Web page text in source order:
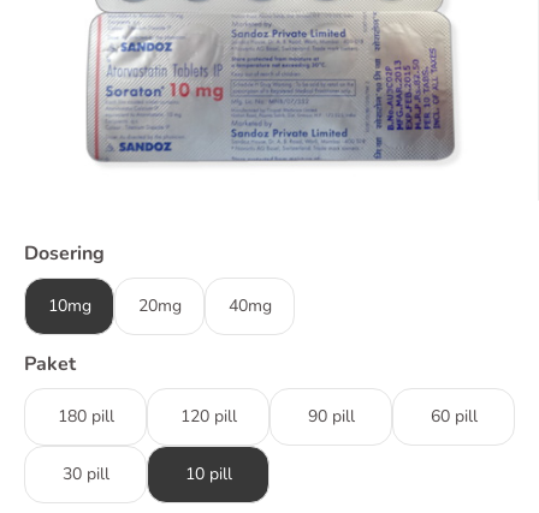
Dosering
10mg 20mg 40mg
Paket
180 pill 120 pill 90 pill 60 pill
30 pill 10 pill